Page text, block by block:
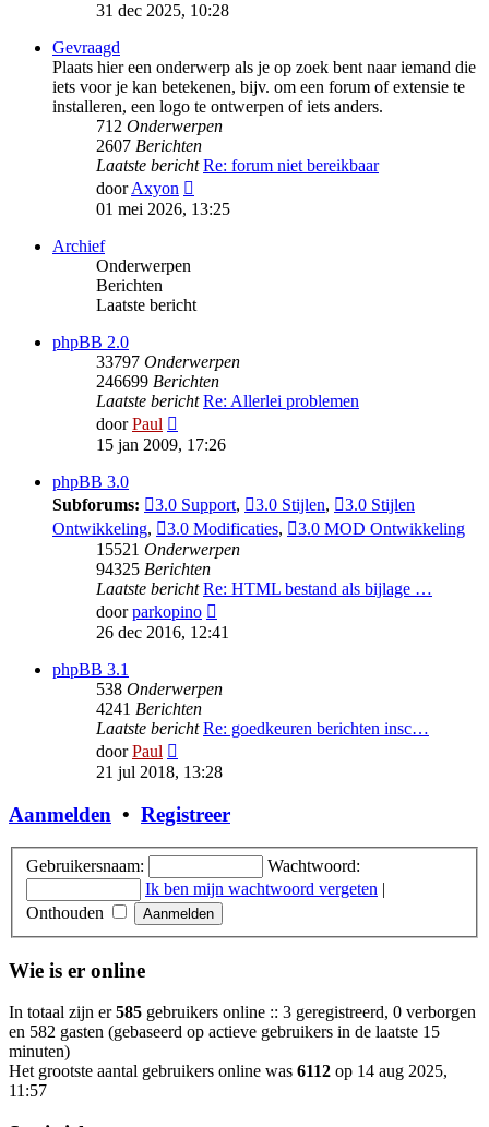
31 dec 2025, 10:28
Gevraagd
Plaats hier een onderwerp als je op zoek bent naar iemand die
iets voor je kan betekenen, bijv. om een forum of extensie te
installeren, een logo te ontwerpen of iets anders.
712 Onderwerpen
2607 Berichten
Laatste bericht Re: forum niet bereikbaar
doorAxyon
laatste
01 mei 2026, 13:25
Archief
Onderwerpen
Berichten
Laatste bericht
phpBB 2.0
33797 Onderwerpen
246699 Berichten
Laatste bericht Re: Allerlei problemen
doorPaul
laatste
bericht
15 jan 2009, 17:26
phpBB 3.0
Subforums:
3.0 Support, 3.0 Stijlen,
3.0 Stijlen
Ontwikkeling, 3.0 Modificaties,
3.0 MOD Ontwikkeling
15521 Onderwerpen
94325 Berichten
Laatste bericht Re: HTML bestand als bijlage …
doorparkopino
laatste
26 dec 2016, 12:41
phpBB 3.1
538 Onderwerpen
4241 Berichten
Laatste bericht Re: goedkeuren berichten insc…
doorPaul
laatste
21 jul 2018, 13:28
Aanmelden • Registreer
Gebruikersnaam:
Wachtwoord:
Ik ben mijn wachtwoord vergeten |
Onthouden
Wie is er online
In totaal zijn er585 gebruikers online :: 3 geregistreerd, 0 verborgen
en 582 gasten (gebaseerd op actieve gebruikers in de laatste 15
minuten)
Het grootste aantal gebruikers online was 6112 op 14 aug 2025,
11:57